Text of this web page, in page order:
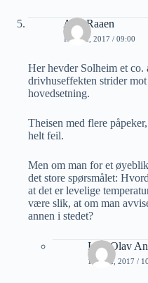
A M Raaen
19 MAI, 2017 / 09:00
Her hevder Solheim et co.
drivhuseffekten strider
hovedsetning.
Theisen med flere
helt feil.
Men om man for et
det store spørsmålet:
at det er levelige
være slik, at om man
annen i stedet?
Lars Olav
19 MAI, 2017 /